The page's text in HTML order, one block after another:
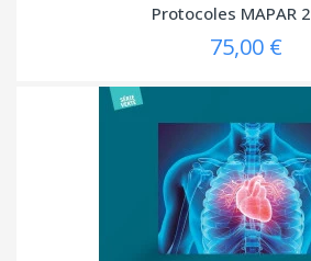
Protocoles MAPAR
75,00 €